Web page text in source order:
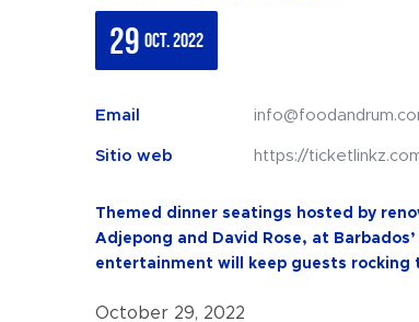
29 oct. 2022
Email
Sitio web https://
Themed dinner seatings hosted by
Adjepong and David Rose, at
entertainment will keep guests rocking
October 29, 2022